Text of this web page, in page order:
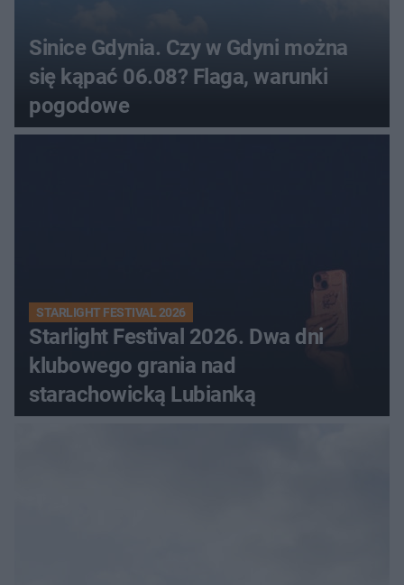
Sinice Gdynia. Czy w Gdyni można
się kąpać 06.08? Flaga, warunki
pogodowe
STARLIGHT FESTIVAL 2026
Starlight Festival 2026. Dwa dni
klubowego grania nad
starachowicką Lubianką